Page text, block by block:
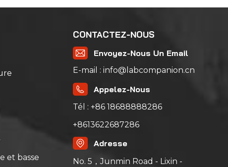
et basse
CONTACTEZ-NOUS
Envoyez-Nous Un Email
E-mail : info@labcompanion.cn
Appelez-Nous
Tél : +86 18688888286
+8613622687286
Adresse
No. 5，Junmin Road - Lixin -